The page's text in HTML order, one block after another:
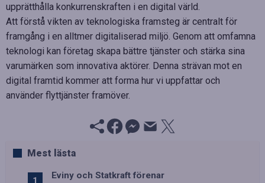
upprätthålla konkurrenskraften i en digital värld.
Att förstå vikten av teknologiska framsteg är centralt för
framgång i en alltmer digitaliserad miljö. Genom att omfamna
teknologi kan företag skapa bättre tjänster och stärka sina
varumärken som innovativa aktörer. Denna strävan mot en
digital framtid kommer att forma hur vi uppfattar och
använder flyttjänster framöver.
Mest lästa
Eviny och Statkraft förenar